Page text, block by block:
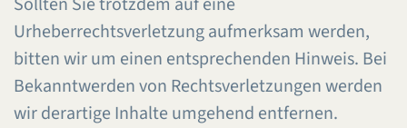
Urheberrechtsverletzung aufmerksam werden,
bitten wir um einen entsprechenden Hinweis. Bei
Bekanntwerden von Rechtsverletzungen werden
wir derartige Inhalte umgehend entfernen.